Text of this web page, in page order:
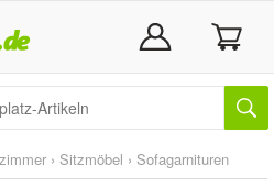
› Sitzmöbel › Sofagarnituren